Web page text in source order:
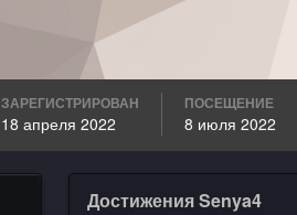
ЗАРЕГИСТРИРОВАН
18 апреля 2022
ПОСЕЩЕНИЕ
8 июля 2022
Достижения Senya4